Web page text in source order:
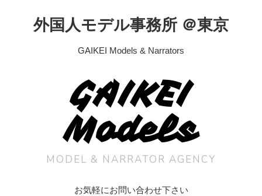
外国人モデル事務所 ＠東京
GAIKEI Models & Narrators
GAIKEI
Models
MODEL & NARRATOR AGENCY
お気軽にお問い合わせ下さい